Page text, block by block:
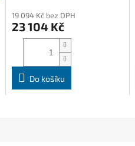
19 094 Kč bez DPH
23 104 Kč
Do košíku